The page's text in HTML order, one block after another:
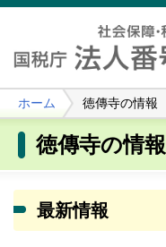
ホーム 徳傳寺の情報
徳傳寺の情報
最新情報